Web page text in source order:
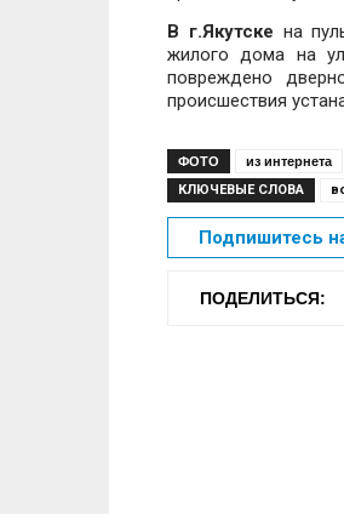
В г.Якутске на
жилого дома на
повреждено
происшествия
ФОТО из интернета
КЛЮЧЕВЫЕ СЛОВА
Подпишитесь
ПОДЕЛИТЬСЯ: